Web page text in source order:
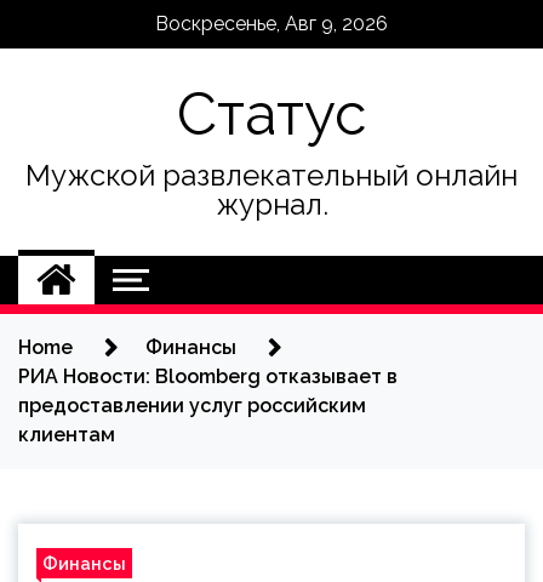
Воскресенье, Авг 9, 2026
Статус
Мужской развлекательный онлайн
журнал.
Home
Финансы
РИА Новости: Bloomberg отказывает в
предоставлении услуг российским
клиентам
Финансы